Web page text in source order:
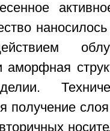
аморфная
получение